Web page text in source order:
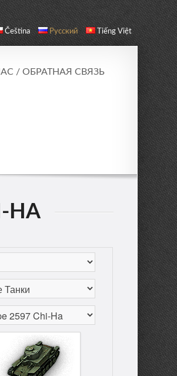
Čeština Русский Tiếng Việt
/ ОБРАТНАЯ СВЯЗЬ
HA